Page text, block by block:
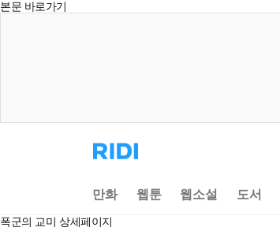
본문 바로가기
리
디
으
로
동
만화 웹툰 웹소설 도서
폭군의 교미 상세페이지